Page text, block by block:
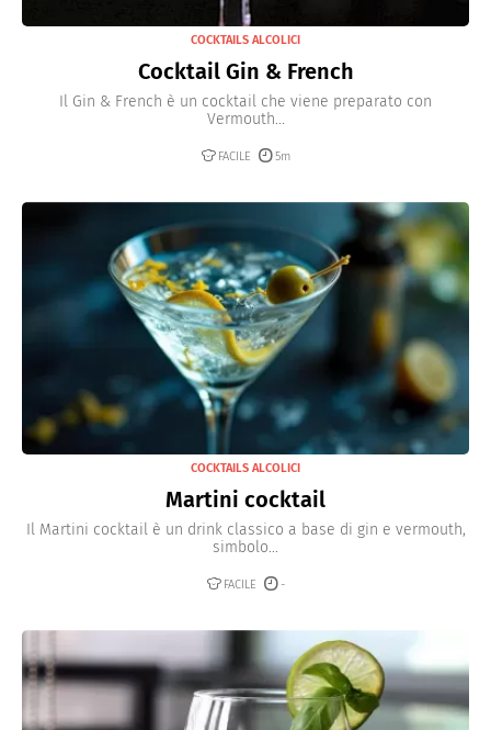
COCKTAILS ALCOLICI
Cocktail Gin & French
Il Gin & French è un cocktail che viene preparato con
Vermouth...
FACILE 5m
COCKTAILS ALCOLICI
Martini cocktail
Il Martini cocktail è un drink classico a base di gin e vermouth,
simbolo...
FACILE -